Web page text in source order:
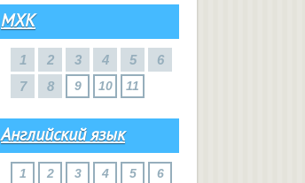
МХК
1 2 3 4 5
6
7
8 9 10 11
Английский язык
1 2 3 4 5
6